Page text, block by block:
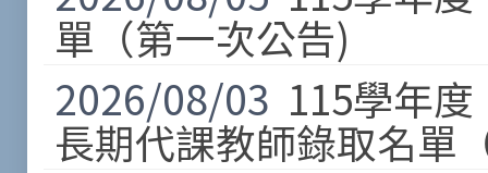
單（第一次公告)
2026/08/03 115學年
長期代課教師錄取名單